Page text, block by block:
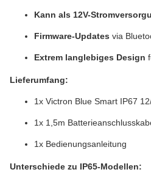
Kann als 12V-
Firmware-Updates via
Extrem langlebiges Design
Lieferumfang:
1x Victron Blue Smart IP67
1x 1,5m
1x Bedienungsanleitung
Unterschiede zu IP65-Modellen: